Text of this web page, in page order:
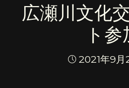
広瀬川文化
ト参
2021年9月